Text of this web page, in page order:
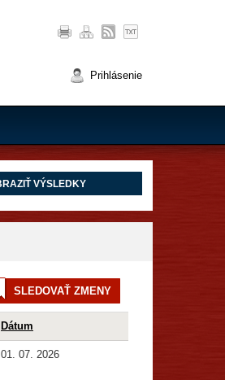
Prihlásenie
SLEDOVAŤ ZMENY
Dátum
01. 07. 2026